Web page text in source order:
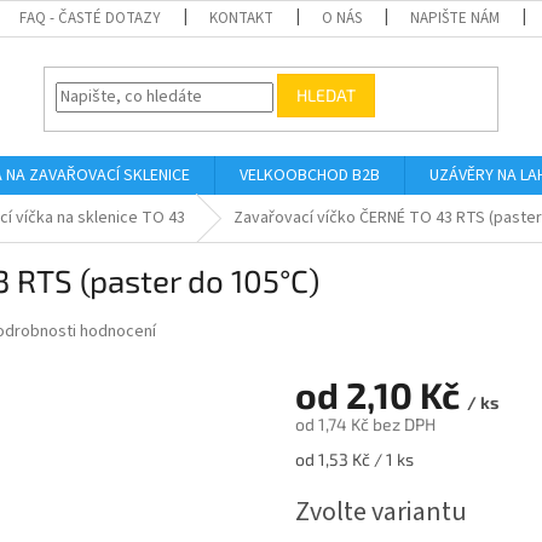
FAQ - ČASTÉ DOTAZY KONTAKT O NÁS NAPIŠTE NÁM
HLEDAT
NA ZAVAŘOVACÍ SKLENICE VELKOOBCHOD B2B UZÁVĚRY NA
víčka na sklenice TO 43 Zavařovací víčko ČERNÉ TO 43 RTS
(paster do 105°C)
hodnocení
od 2,10 Kč / ks
od 1,74 Kč bez DPH
Měrná
od 1,53 Kč / 1 ks
Zvolte variantu